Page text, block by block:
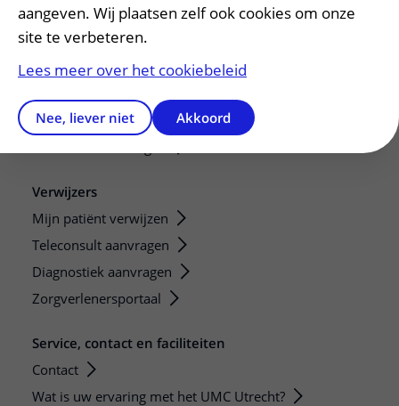
Stage en opleidingsplaatsen
Research
Strategic programs
Researchers
Verwijzers
Mijn patiënt verwijzen
Teleconsult aanvragen
Diagnostiek aanvragen
Zorgverlenersportaal
Service, contact en faciliteiten
Contact
Wat is uw ervaring met het UMC Utrecht?
aangeven. Wij plaatsen zelf ook cookies om onze
site te verbeteren.
Lees meer over het cookiebeleid
Nee, liever niet Akkoord